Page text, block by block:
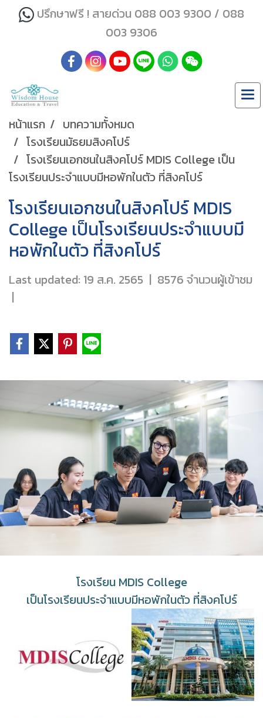
ปรึกษาฟรี ! สายด่วน 088 003 9300 / 088
003 9306
หน้าแรก
บทความทั้งหมด
โรงเรียนมัธยมสิงคโปร์
โรงเรียนเอกชนในสิงคโปร์ MDIS College เป็น
โรงเรียนประจำแบบมีหอพักในตัว ที่สิงคโปร์
โรงเรียนเอกชนในสิงคโปร์ MDIS
College เป็นโรงเรียนประจำแบบมี
หอพักในตัว ที่สิงคโปร์
Last updated: 19 ส.ค. 2565 | 8576 จำนวนผู้เข้าชม
|
โรงเรียน MDIS College
เป็นโรงเรียนประจำแบบมีหอพักในตัว ที่สิงคโปร์